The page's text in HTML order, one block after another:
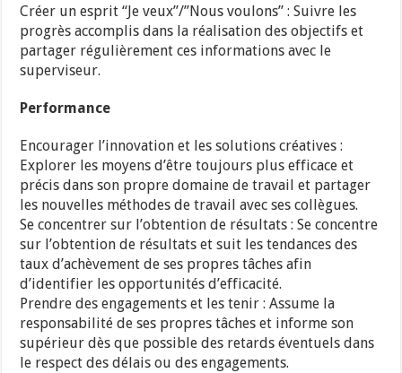
Créer un esprit “Je veux”/”Nous voulons” : Suivre les
progrès accomplis dans la réalisation des objectifs et
partager régulièrement ces informations avec le
superviseur.
Performance
Encourager l’innovation et les solutions créatives :
Explorer les moyens d’être toujours plus efficace et
précis dans son propre domaine de travail et partager
les nouvelles méthodes de travail avec ses collègues.
Se concentrer sur l’obtention de résultats : Se concentre
sur l’obtention de résultats et suit les tendances des
taux d’achèvement de ses propres tâches afin
d’identifier les opportunités d’efficacité.
Prendre des engagements et les tenir : Assume la
responsabilité de ses propres tâches et informe son
supérieur dès que possible des retards éventuels dans
le respect des délais ou des engagements.